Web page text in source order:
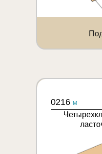
0216 M